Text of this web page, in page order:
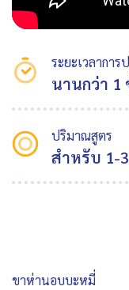
ระยะเวลาการ
นานกว่า 1
ปริมาณสูตร
สำหรับ 1-
ขาห่านอบบะหมี่